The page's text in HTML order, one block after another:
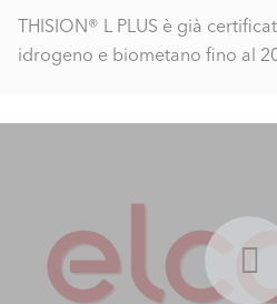
THISION® L PLUS è già
idrogeno e biometano fino al